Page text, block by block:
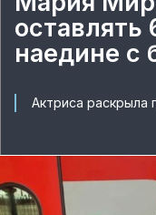
оставлять
наедине
Актриса раскрыла